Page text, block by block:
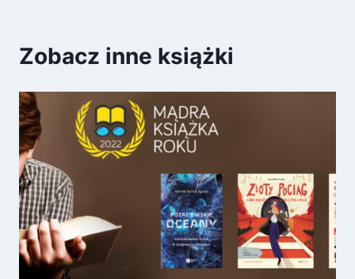
Zobacz inne książki